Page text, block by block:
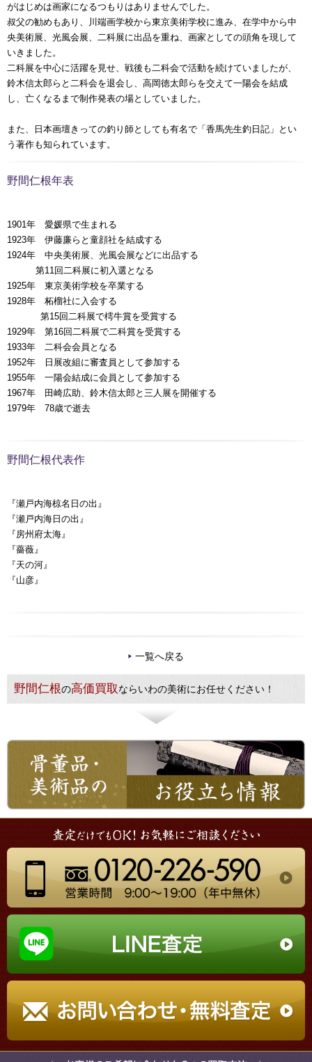
がはじめは画家になるつもりはありませんでした。
叔父の勧めもあり、川端画学校から東京美術学校に進み、在学中から中
央美術展、光風会展、二科展に出品を重ね、画家としての頭角を現して
いきました。
二科展を中心に活躍を見せ、戦後も二科会で活動を続けていましたが、
鈴木信太郎らと二科会を退会し、高岡徳太郎らを交えて一陽会を結成
し、亡くなるまで制作発表の場としていました。
また、日本画壇きっての釣り師としても有名で「香馬先生釣日記」とい
う著作も知られています。
野間仁根年表
1901年 愛媛県で生まれる
1923年 伊藤廉らと童顔社を結成する
1924年 中央美術展、光風会展などに出品する
第11回二科展に初入選となる
1925年 東京美術学校を卒業する
1928年 柘榴社に入会する
第15回二科展で樗牛賞を受賞する
1929年 第16回二科展で二科賞を受賞する
1933年 二科会会員となる
1952年 日展改組に審査員として参加する
1955年 一陽会結成に会員として参加する
1967年 田崎広助、鈴木信太郎と三人展を開催する
1979年 78歳で逝去
野間仁根代表作
『瀬戸内海椋名日の出』
『瀬戸内海日の出』
『房州府太海』
『薔薇』
『天の河』
『山彦』
一覧へ戻る
野間仁根の高価買取ならいわの美術にお任せください！